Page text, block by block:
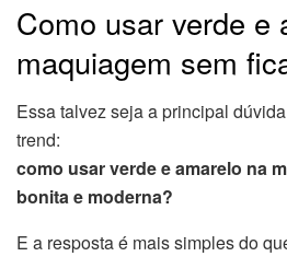
Como usar verde e
maquiagem sem
Essa talvez seja a principal
trend:
como usar verde e amarelo na
bonita e moderna?
E a resposta é mais simples do